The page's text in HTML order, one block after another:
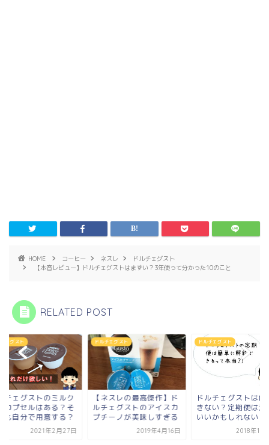
HOME コーヒー ネスレ
ドルチェグスト
【本音レビュー】ドルチェグストはまずい？3年使って分かった10のこと
RELATED POST
ェグスト
チェグストのミルク
カプセルはある？そ
も自分で用意する？
2021年2月27日
ドルチェグスト
【ネスレの最高傑作】ド
ルチェグストのアイスカ
プチーノが美味しすぎる
2019年4月16日
ドルチェグスト
ドルチェグストは解
きない？定期便は意
いいかもしれない
2018年10